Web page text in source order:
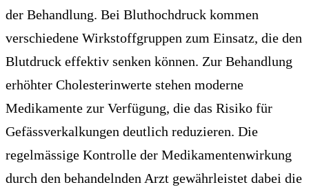
der Behandlung. Bei Bluthochdruck kommen
verschiedene Wirkstoffgruppen zum Einsatz, die den
Blutdruck effektiv senken können. Zur Behandlung
erhöhter Cholesterinwerte stehen moderne
Medikamente zur Verfügung, die das Risiko für
Gefässverkalkungen deutlich reduzieren. Die
regelmässige Kontrolle der Medikamentenwirkung
durch den behandelnden Arzt gewährleistet dabei die